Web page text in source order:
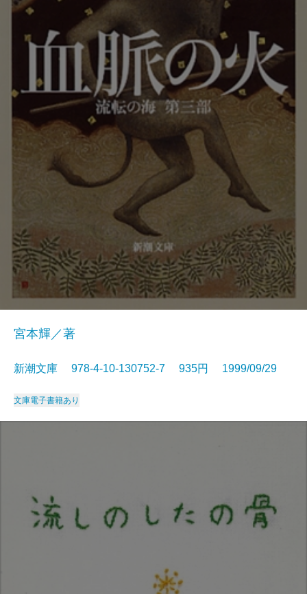
宮本輝／著
新潮文庫 978-4-10-130752-7 935円 1999/09/29
文庫電子書籍あり